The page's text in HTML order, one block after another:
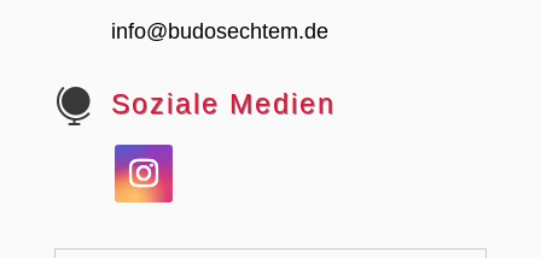
info@budosechtem.de
 Soziale Medien